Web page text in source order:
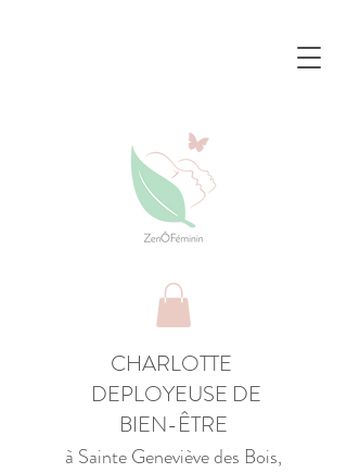
CHARLOTTE
DEPLOYEUSE DE
BIEN-ÊTRE
à Sainte Geneviève des Bois,